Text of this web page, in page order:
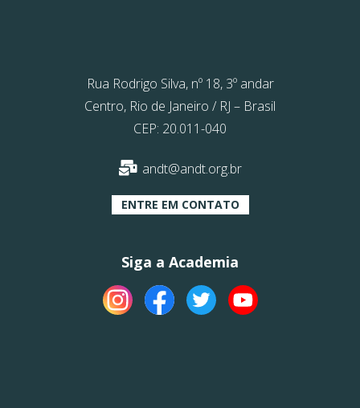
Rua Rodrigo Silva, nº 18, 3º andar
Centro, Rio de Janeiro / RJ – Brasil
CEP: 20.011-040
andt@andt.org.br
ENTRE EM CONTATO
Siga a Academia